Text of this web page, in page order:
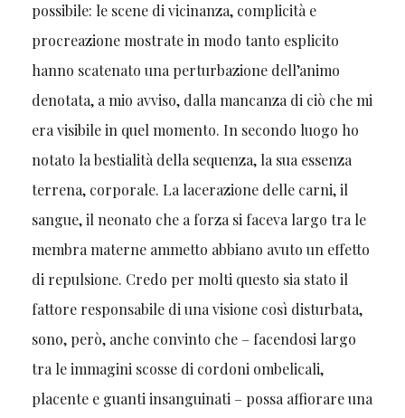
possibile: le scene di vicinanza, complicità e
procreazione mostrate in modo tanto esplicito
hanno scatenato una perturbazione dell’animo
denotata, a mio avviso, dalla mancanza di ciò che mi
era visibile in quel momento. In secondo luogo ho
notato la bestialità della sequenza, la sua essenza
terrena, corporale. La lacerazione delle carni, il
sangue, il neonato che a forza si faceva largo tra le
membra materne ammetto abbiano avuto un effetto
di repulsione. Credo per molti questo sia stato il
fattore responsabile di una visione così disturbata,
sono, però, anche convinto che – facendosi largo
tra le immagini scosse di cordoni ombelicali,
placente e guanti insanguinati – possa affiorare una